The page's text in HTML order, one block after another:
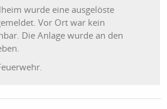
wurde eine ausgelöste
Vor Ort war kein
Die Anlage wurde an den